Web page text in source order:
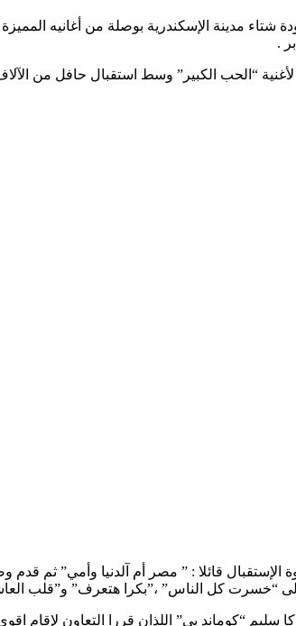
مدينة الإسكندرية بوصلة من أغانيه المميزة
.
الكبير” وسط استقبال حافل من الآلاف من الاسر
قائلا : ” مصر أم آلدنيا وأمي” ثم قدم
“خسرت كل الناس” ،”بكرا هتعرف” و”قلب
سليم “كوماند بي” اللذان قررا التعاون لإقام